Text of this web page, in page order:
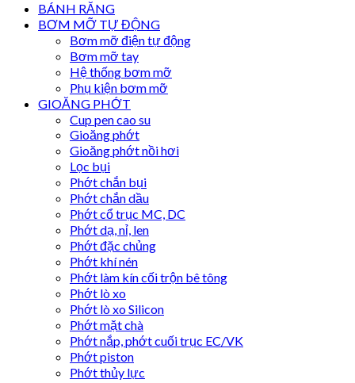
BÁNH RĂNG
BƠM MỠ TỰ ĐỘNG
Bơm mỡ điện tự động
Bơm mỡ tay
Hệ thống bơm mỡ
Phụ kiện bơm mỡ
GIOĂNG PHỚT
Cup pen cao su
Gioăng phớt
Gioăng phớt nồi hơi
Lọc bụi
Phớt chắn bụi
Phớt chắn dầu
Phớt cổ trục MC, DC
Phớt dạ, nỉ, len
Phớt đặc chủng
Phớt khí nén
Phớt làm kín cối trộn bê tông
Phớt lò xo
Phớt lò xo Silicon
Phớt mặt chà
Phớt nắp, phớt cuối trục EC/VK
Phớt piston
Phớt thủy lực